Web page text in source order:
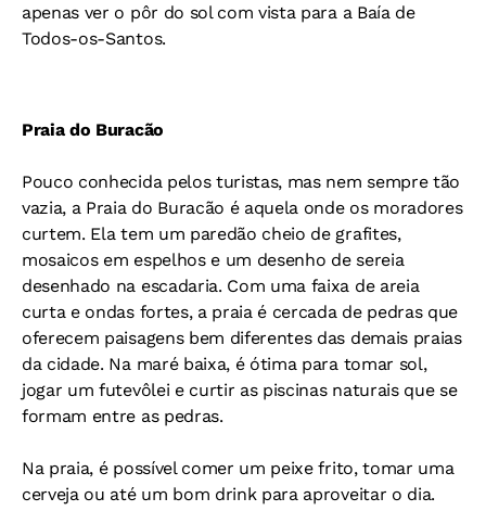
apenas ver o pôr do sol com vista para a Baía de
Todos-os-Santos.
Praia do Buracão
Pouco conhecida pelos turistas, mas nem sempre tão
vazia, a Praia do Buracão é aquela onde os moradores
curtem. Ela tem um paredão cheio de grafites,
mosaicos em espelhos e um desenho de sereia
desenhado na escadaria. Com uma faixa de areia
curta e ondas fortes, a praia é cercada de pedras que
oferecem paisagens bem diferentes das demais praias
da cidade. Na maré baixa, é ótima para tomar sol,
jogar um futevôlei e curtir as piscinas naturais que se
formam entre as pedras.
Na praia, é possível comer um peixe frito, tomar uma
cerveja ou até um bom drink para aproveitar o dia.